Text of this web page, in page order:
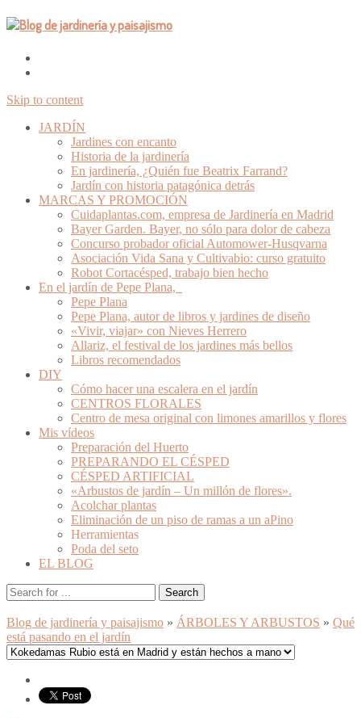
Skip to content
JARDÍN
Jardines con encanto
Historia de la jardinería
En jardinería, ¿Quién fue Beatrix Farrand?
Jardín con historia patagónica detrás
MARCAS Y PROMOCIÓN
Cuidaplantas.com, empresa de Jardinería en Madrid
Bayer Garden. Bayer, no sólo para dolor de cabeza
Concurso probador oficial Automower-Husqvarna
Asociación Vida Sana y Cultivabio: curso gratuito
Robot Cortacésped, trabajo bien hecho
En el jardín de Pepe Plana,
Pepe Plana
Pepe Plana, autor de libros y jardines de diseño
«Vivir, viajar» con Nieves Herrero
Allariz, el festival de los jardines más bellos
Libros recomendados
DIY
Cómo hacer una escalera en el jardín
CENTROS FLORALES
Centro de mesa original con limones amarillos y flores
Mis vídeos
Preparación del Huerto
PREPARANDO EL CÉSPED
CÉSPED ARTIFICIAL
«Arbustos de jardín – Un millón de flores».
Acolchar plantas
Eliminación de un piso de ramas a un aPino
Herramientas
Poda del seto
EL BLOG
Blog de jardinería y paisajismo » ÁRBOLES Y ARBUSTOS » Qué
está pasando en el jardín